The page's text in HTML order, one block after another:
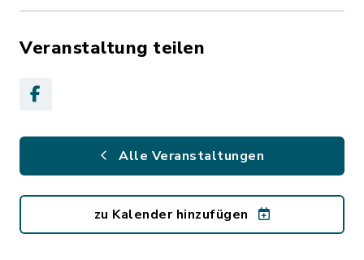
Veranstaltung teilen
Alle Veranstaltungen
zu Kalender hinzufügen